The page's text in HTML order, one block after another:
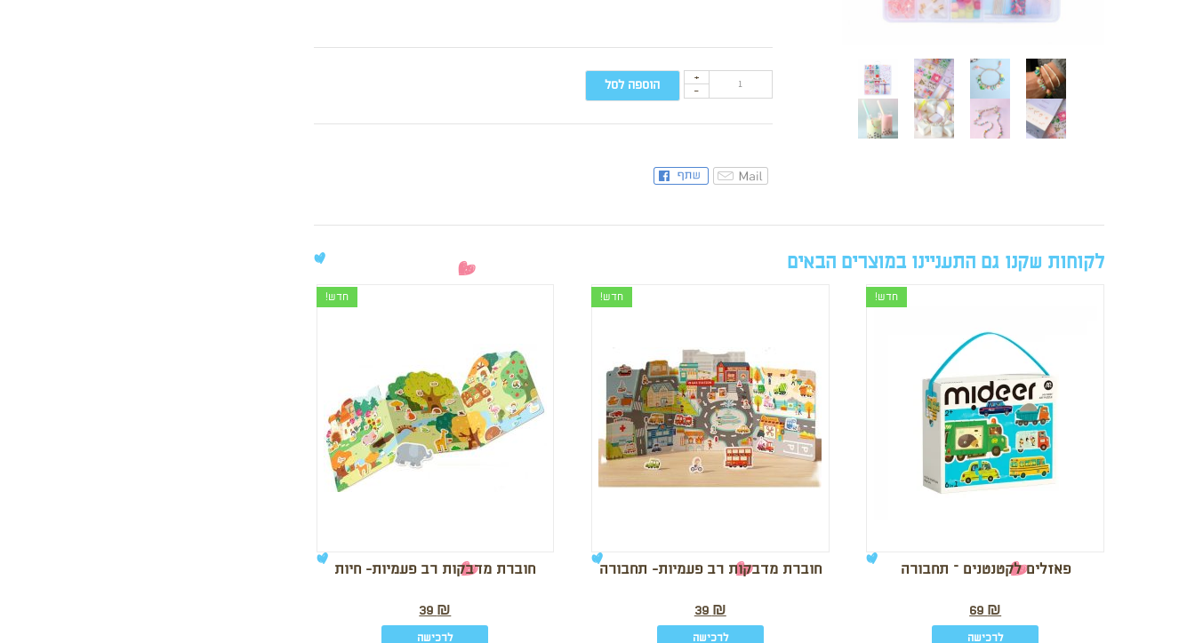
-
+ הוספה לסל
לקוחות שקנו גם התעניינו במוצרים הבאים
חדש!
פאזלים לקטנטנים – תחבורה
69 ₪
לרכישה
חדש!
חוברת מדבקות רב פעמיות- תחבורה
39 ₪
לרכישה
חדש!
חוברת מדבקות רב פעמיות- חיות
39 ₪
לרכישה